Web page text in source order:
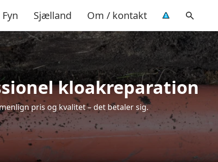
Fyn Sjælland Om / kontakt
kloakreparation
pris og kvalitet – det betaler sig.